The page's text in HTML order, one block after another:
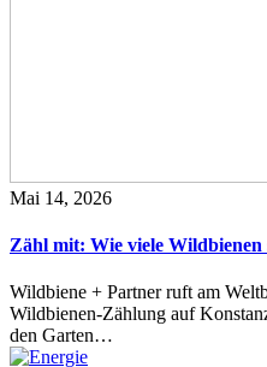
Mai 14, 2026
Zähl mit: Wie viele Wildbienen
Wildbiene + Partner ruft am
Wildbienen-Zählung auf
den Garten…